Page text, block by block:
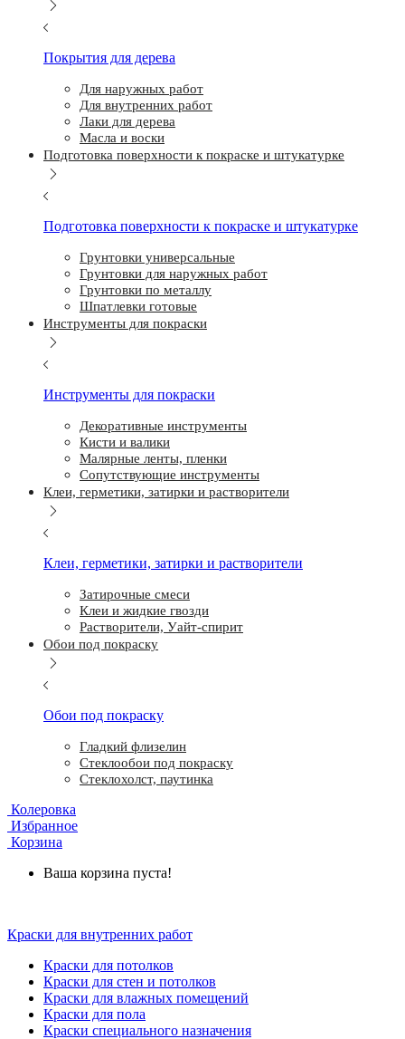
Покрытия для дерева
Для наружных работ
Для внутренних работ
Лаки для дерева
Масла и воски
Подготовка поверхности к покраске и штукатурке
Подготовка поверхности к покраске и штукатурке
Грунтовки универсальные
Грунтовки для наружных работ
Грунтовки по металлу
Шпатлевки готовые
Инструменты для покраски
Инструменты для покраски
Декоративные инструменты
Кисти и валики
Малярные ленты, пленки
Сопутствующие инструменты
Клеи, герметики, затирки и растворители
Клеи, герметики, затирки и растворители
Затирочные смеси
Клеи и жидкие гвозди
Растворители, Уайт-спирит
Обои под покраску
Обои под покраску
Гладкий флизелин
Стеклообои под покраску
Стеклохолст, паутинка
Колеровка
Избранное
Корзина
Ваша корзина пуста!
Краски для внутренних работ
Краски для потолков
Краски для стен и потолков
Краски для влажных помещений
Краски для пола
Краски специального назначения